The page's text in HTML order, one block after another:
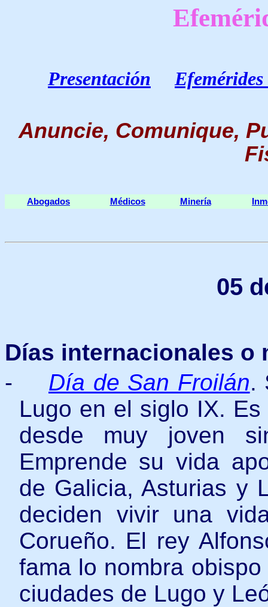
Presentación
Anuncie, Comunique,
Abogados Médicos Minería
05
Días internacionales o
-
Día de San Froilán.
Lugo en el siglo IX.
desde muy joven
Emprende su vida
de Galicia, Asturias y
deciden vivir una
Corueño. El rey
fama lo nombra
ciudades de Lugo y